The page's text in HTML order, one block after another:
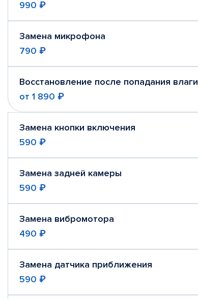
990 ₽
Замена микрофона
790 ₽
Восстановление после попадания влаги
от 1 890 ₽
Замена кнопки включения
590 ₽
Замена задней камеры
590 ₽
Замена вибромотора
490 ₽
Замена датчика приближения
590 ₽